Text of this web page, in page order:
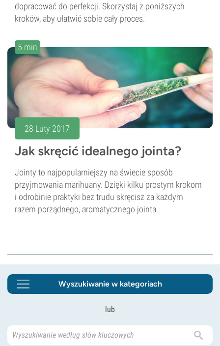
dopracować do perfekcji. Skorzystaj z poniższych
kroków, aby ułatwić sobie cały proces.
5 min
28 Luty 2017
Jak skręcić idealnego jointa?
Jointy to najpopularniejszy na świecie sposób
przyjmowania marihuany. Dzięki kilku prostym krokom
i odrobinie praktyki bez trudu skręcisz za każdym
razem porządnego, aromatycznego jointa.
Wyszukiwanie w kategoriach
lub